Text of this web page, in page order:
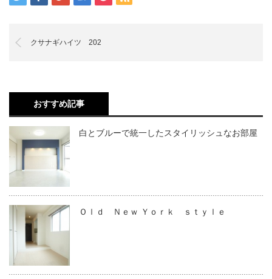
クサナギハイツ 202
おすすめ記事
白とブルーで統一したスタイリッシュなお部屋
Ｏｌｄ Ｎｅｗ Ｙｏｒｋ ｓｔｙｌｅ